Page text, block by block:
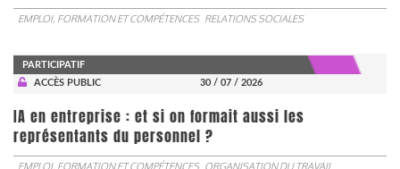
EMPLOI, FORMATION ET COMPÉTENCES RELATIONS SOCIALES
PARTICIPATIF
ACCÈS PUBLIC
30 / 07 / 2026
IA en entreprise : et si on formait aussi les
représentants du personnel ?
EMPLOI, FORMATION ET COMPÉTENCES ORGANISATION DU TRAVAIL